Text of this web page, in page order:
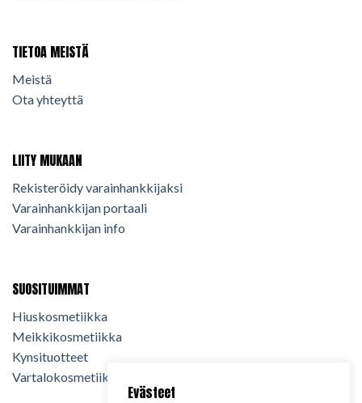
TIETOA MEISTÄ
Meistä
Ota yhteyttä
LIITY MUKAAN
Rekisteröidy varainhankkijaksi
Varainhankkijan portaali
Varainhankkijan info
SUOSITUIMMAT
Hiuskosmetiikka
Meikkikosmetiikka
Kynsituotteet
Vartalokosmetiikka
Evästeet